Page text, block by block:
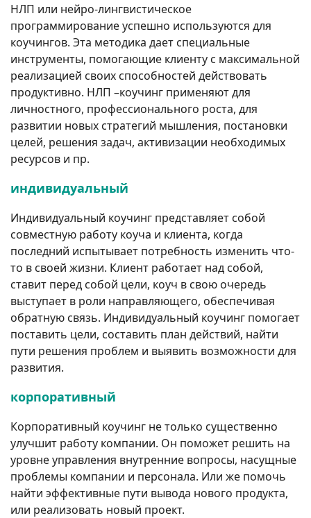
НЛП или нейро-лингвистическое
программирование успешно используются для
коучингов. Эта методика дает специальные
инструменты, помогающие клиенту с максимальной
реализацией своих способностей действовать
продуктивно. НЛП –коучинг применяют для
личностного, профессионального роста, для
развитии новых стратегий мышления, постановки
целей, решения задач, активизации необходимых
ресурсов и пр.
индивидуальный
Индивидуальный коучинг представляет собой
совместную работу коуча и клиента, когда
последний испытывает потребность изменить что-
то в своей жизни. Клиент работает над собой,
ставит перед собой цели, коуч в свою очередь
выступает в роли направляющего, обеспечивая
обратную связь. Индивидуальный коучинг помогает
поставить цели, составить план действий, найти
пути решения проблем и выявить возможности для
развития.
корпоративный
Корпоративный коучинг не только существенно
улучшит работу компании. Он поможет решить на
уровне управления внутренние вопросы, насущные
проблемы компании и персонала. Или же помочь
найти эффективные пути вывода нового продукта,
или реализовать новый проект.